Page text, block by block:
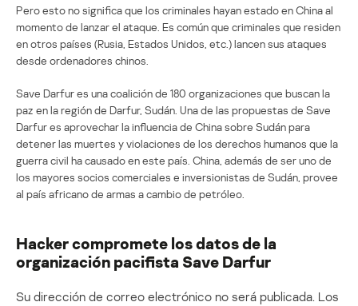
Pero esto no significa que los criminales hayan estado en China al
momento de lanzar el ataque. Es común que criminales que residen
en otros países (Rusia, Estados Unidos, etc.) lancen sus ataques
desde ordenadores chinos.
Save Darfur es una coalición de 180 organizaciones que buscan la
paz en la región de Darfur, Sudán. Una de las propuestas de Save
Darfur es aprovechar la influencia de China sobre Sudán para
detener las muertes y violaciones de los derechos humanos que la
guerra civil ha causado en este país. China, además de ser uno de
los mayores socios comerciales e inversionistas de Sudán, provee
al país africano de armas a cambio de petróleo.
Hacker compromete los datos de la
organización pacifista Save Darfur
Su dirección de correo electrónico no será publicada. Los